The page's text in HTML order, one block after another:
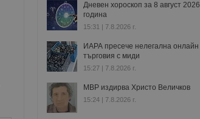
Дневен хороскоп за 8 август 2026
година
15:31 | 7.8.2026 г.
ИАРА пресече нелегална онлайн
търговия с миди
15:27 | 7.8.2026 г.
МВР издирва Христо Величков
15:24 | 7.8.2026 г.